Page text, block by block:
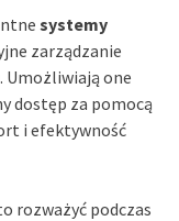
systemy
zarządzanie
Umożliwiają one
dostęp za pomocą
i efektywność
rozważyć podczas